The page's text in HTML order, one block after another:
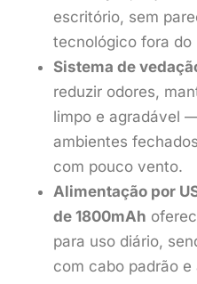
escritório, sem
tecnológico fora do
Sistema de
reduzir odores,
limpo e agradável
ambientes
com pouco vento.
Alimentação por
de 1800mAh
para uso diário,
com cabo padrão